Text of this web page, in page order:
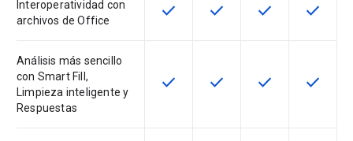
Interoperatividad con
archivos de Office
Esta función está disponible en
check Esta función está
check Esta función
check Esta
check
Análisis más sencillo
con Smart Fill,
Limpieza inteligente y
Respuestas
Esta función está disponible en
check Esta función está
check Esta función
check Esta
check